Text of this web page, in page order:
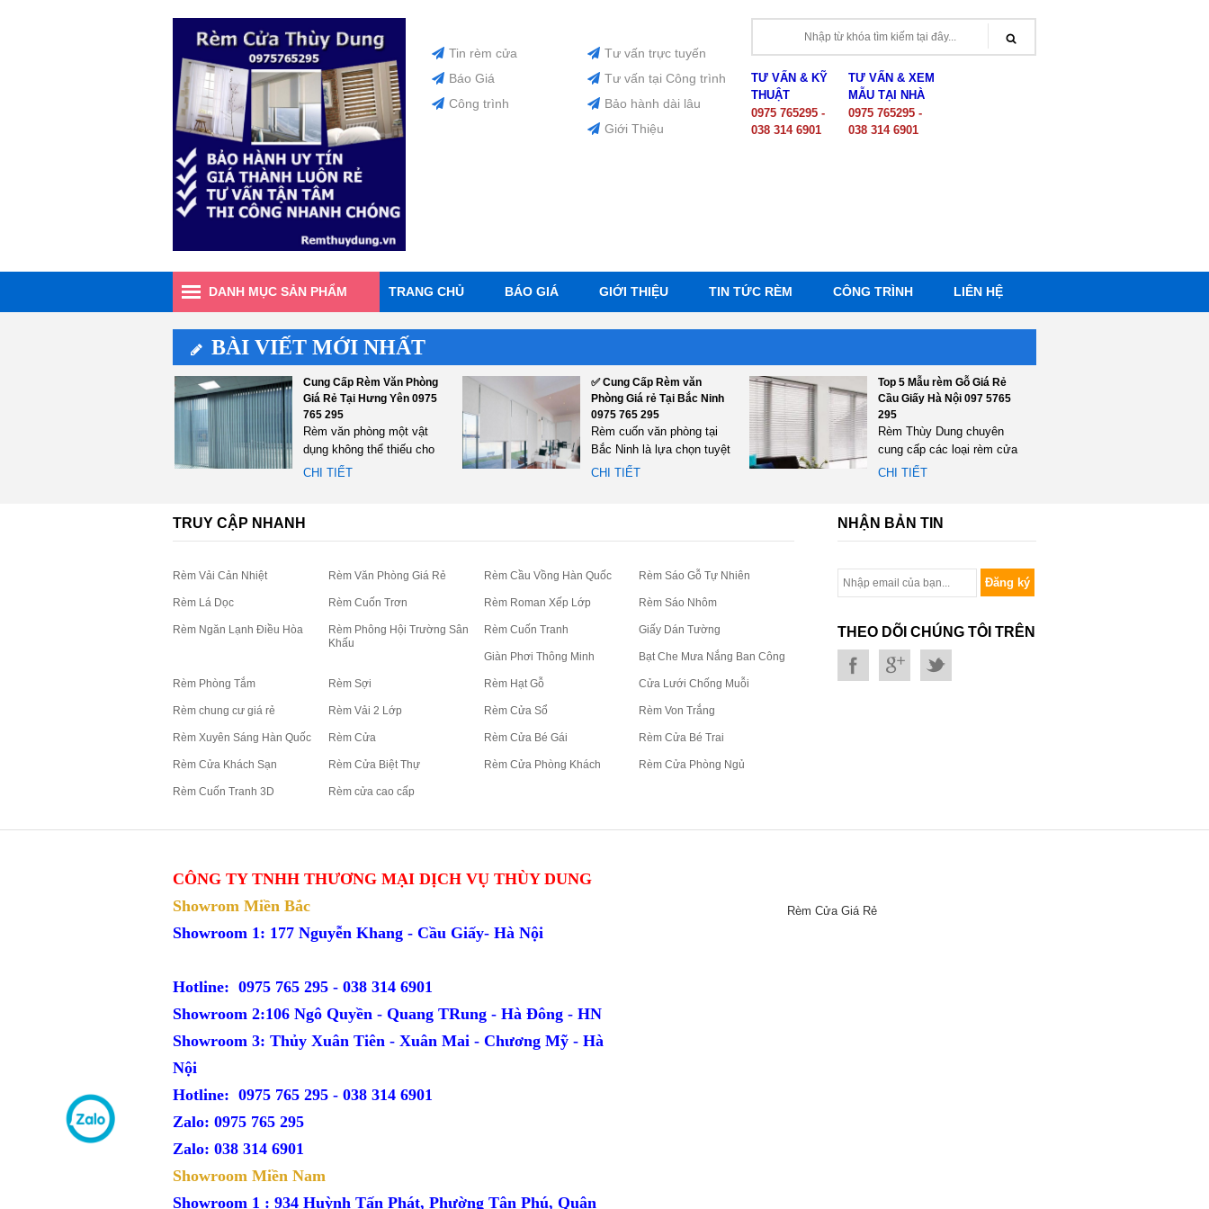
Tin rèm cửa
Báo Giá
Công trình
Tư vấn trực tuyến
Tư vấn tại Công trình
Bảo hành dài lâu
Giới Thiệu
TƯ VẤN & KỸ
THUẬT
0975 765295 -
038 314 6901
TƯ VẤN & XEM
MẪU TẠI NHÀ
0975 765295 -
038 314 6901
DANH MỤC SẢN PHẨM TRANG CHỦ BÁO GIÁ GIỚI THIỆU TIN TỨC RÈM CÔNG TRÌNH LIÊN HỆ
BÀI VIẾT MỚI NHẤT
Cung Cấp Rèm Văn Phòng
Giá Rẻ Tại Hưng Yên 0975
765 295
Rèm văn phòng một vật
dụng không thể thiếu cho
bất cứ không gian làm
CHI TIẾT
✅ Cung Cấp Rèm văn
Phòng Giá rẻ Tại Bắc Ninh
0975 765 295
Rèm cuốn văn phòng tại
Bắc Ninh là lựa chọn tuyệt
vời dành cho các doanh...
CHI TIẾT
Top 5 Mẫu rèm Gỗ Giá Rẻ
Cầu Giấy Hà Nội 097 5765
295
Rèm Thùy Dung chuyên
cung cấp các loại rèm cửa
đặc biệt là rèm gỗ một
CHI TIẾT
TRUY CẬP NHANH
Rèm Vải Cản Nhiệt Rèm Văn Phòng Giá Rẻ Rèm Cầu Vồng Hàn Quốc Rèm Sáo Gỗ Tự Nhiên
Rèm Lá Dọc Rèm Cuốn Trơn Rèm Roman Xếp Lớp Rèm Sáo Nhôm
Rèm Ngăn Lạnh Điều Hòa
Rèm Phông Hội Trường Sân
Khấu
Rèm Cuốn Tranh Giấy Dán Tường
Giàn Phơi Thông Minh Bạt Che Mưa Nắng Ban Công
Rèm Phòng Tắm Rèm Sợi Rèm Hạt Gỗ Cửa Lưới Chống Muỗi
Rèm chung cư giá rẻ Rèm Vải 2 Lớp Rèm Cửa Sổ Rèm Von Trắng
Rèm Xuyên Sáng Hàn Quốc Rèm Cửa Rèm Cửa Bé Gái Rèm Cửa Bé Trai
Rèm Cửa Khách Sạn Rèm Cửa Biệt Thự Rèm Cửa Phòng Khách Rèm Cửa Phòng Ngủ
Rèm Cuốn Tranh 3D Rèm cửa cao cấp
NHẬN BẢN TIN
Đăng ký
THEO DÕI CHÚNG TÔI TRÊN
CÔNG TY TNHH THƯƠNG MẠI DỊCH VỤ THÙY DUNG
Showrom Miền Bắc
Showroom 1: 177 Nguyễn Khang - Cầu Giấy- Hà Nội
Hotline: 0975 765 295 - 038 314 6901
Showroom 2:106 Ngô Quyền - Quang TRung - Hà Đông - HN
Showroom 3: Thủy Xuân Tiên - Xuân Mai - Chương Mỹ - Hà
Nội
Hotline: 0975 765 295 - 038 314 6901
Zalo: 0975 765 295
Zalo: 038 314 6901
Showroom Miền Nam
Showroom 1 : 934 Huỳnh Tấn Phát, Phường Tân Phú, Quận
Rèm Cửa Giá Rẻ